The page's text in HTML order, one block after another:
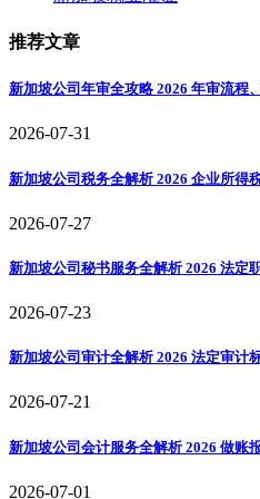
推荐文章
新加坡公司年审全攻略 2026 年审流程
2026-07-31
新加坡公司税务全解析 2026 企业所得
2026-07-27
新加坡公司秘书服务全解析 2026 法定
2026-07-23
新加坡公司审计全解析 2026 法定审计
2026-07-21
新加坡公司会计服务全解析 2026 做账
2026-07-01